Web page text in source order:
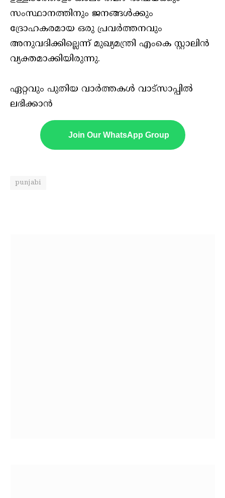
സംസ്ഥാനത്തിനും ജനങ്ങള്‍ക്കും
ദ്രോഹകരമായ ഒരു പ്രവര്‍ത്തനവും
അനുവദിക്കില്ലെന്ന് മുഖ്യമന്ത്രി എംകെ സ്റ്റാലിന്‍
വ്യക്തമാക്കിയിരുന്നു.
ഏറ്റവും പുതിയ വാർത്തകൾ വാട്സാപ്പിൽ
ലഭിക്കാൻ
Join Our WhatsApp Group
punjabi